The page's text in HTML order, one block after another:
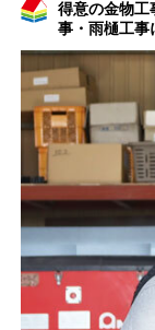
得意の金物工
事・雨樋工事